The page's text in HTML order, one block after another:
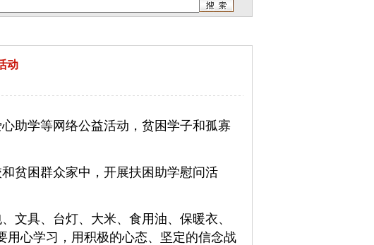
动
助学等网络公益活动，贫困学子和孤寡
贫困群众家中，开展扶困助学慰问活
文具、台灯、大米、食用油、保暖衣、
心学习，用积极的心态、坚定的信念战